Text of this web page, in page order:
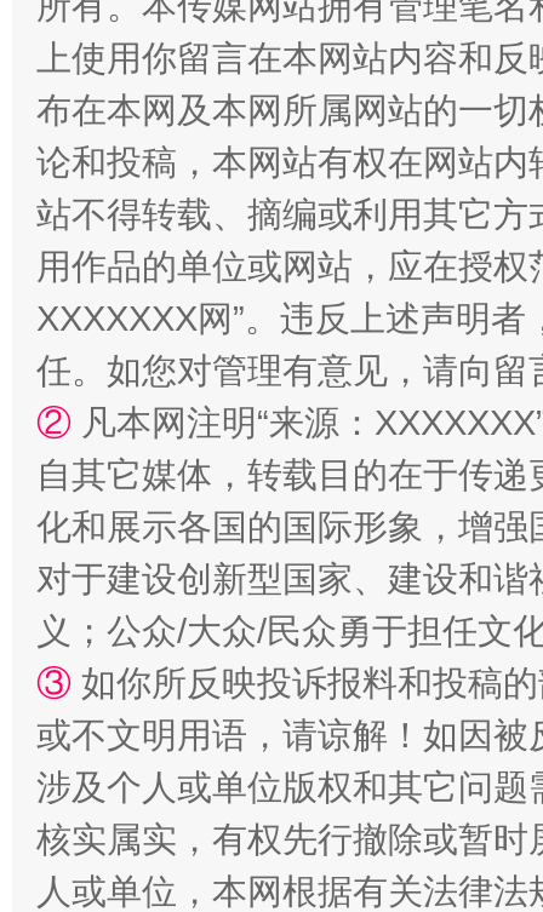
漫山遍野的桃花与雪山、麦地、白藏房 除
招工难、用工荒背后
网上购药对药下症？
上使用你留言在本网站内容和
布在本网及本网所属网站的一
论和投稿，本网站有权在网站
站不得转载、摘编或利用其它
用作品的单位或网站，应在授
XXXXXXX网”。违反上述声明
任。如您对管理有意见，请向
② 凡本网注明“来源：
自其它媒体，转载目的在于传
化和展示各国的国际形象，增
对于建设创新型国家、建设和
义；公众/大众/民众勇于担任文
③ 如你所反映投诉报料和投稿
或不文明用语，请谅解！如因
涉及个人或单位版权和其它问题
核实属实，有权先行撤除或暂
人或单位，本网根据有关法律